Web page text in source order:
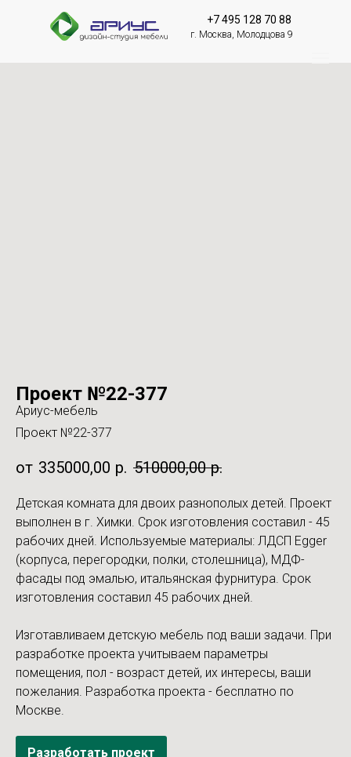
+7 495 128 70 88
г. Москва, Молодцова 9
Проект №22-377
Ариус-мебель
Проект №22-377
335000,00 р. 510000,00 р.
Детская комната для двоих разнополых детей. Проект
выполнен в г. Химки. Срок изготовления составил - 45
рабочих дней. Используемые материалы: ЛДСП Egger
(корпуса, перегородки, полки, столешница), МДФ-
фасады под эмалью, итальянская фурнитура. Срок
изготовления составил 45 рабочих дней.
Изготавливаем детскую мебель под ваши задачи. При
разработке проекта учитываем параметры
помещения, пол - возраст детей, их интересы, ваши
пожелания. Разработка проекта - бесплатно по
Москве.
Разработать проект